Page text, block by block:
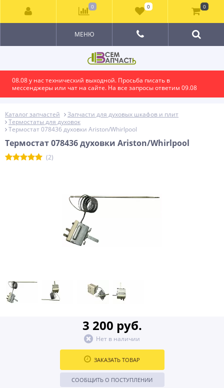
08.08 у нас технический выходной. Просьба писать в
мессенджеры или чат на сайте. На все запросы ответим 09.08
МЕНЮ
Каталог запчастей
Запчасти для духовых шкафов и плит
Термостаты для духовок
Термостат 078436 духовки Ariston/Whirlpool
Термостат 078436 духовки Ariston/Whirlpool
(2)
3 200 руб.
Нет в наличии
ЗАКАЗАТЬ ТОВАР
СООБЩИТЬ О ПОСТУПЛЕНИИ
0 0 0